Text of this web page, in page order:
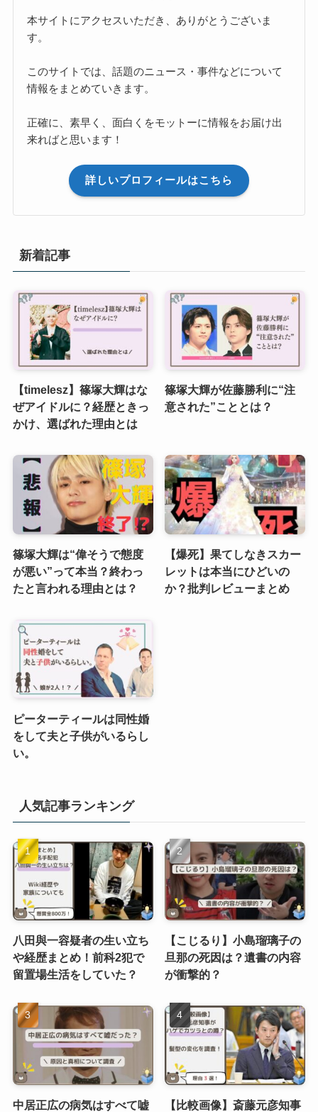
本サイトにアクセスいただき、ありがとうございま
す。
このサイトでは、話題のニュース・事件などについて
情報をまとめていきます。
正確に、素早く、面白くをモットーに情報をお届け出
来ればと思います！
詳しいプロフィールはこちら
新着記事
【timelesz】篠塚大輝はな
ぜアイドルに？経歴ときっ
かけ、選ばれた理由とは
篠塚大輝が佐藤勝利に“注
意された”こととは？
篠塚大輝は“偉そうで態度
が悪い”って本当？終わっ
たと言われる理由とは？
【爆死】果てしなきスカー
レットは本当にひどいの
か？批判レビューまとめ
ピーターティールは同性婚
をして夫と子供がいるらし
い。
人気記事ランキング
八田與一容疑者の生い立ち
や経歴まとめ！前科2犯で
留置場生活をしていた？
【こじるり】小島瑠璃子の
旦那の死因は？遺書の内容
が衝撃的？
中居正広の病気はすべて嘘
【比較画像】斎藤元彦知事